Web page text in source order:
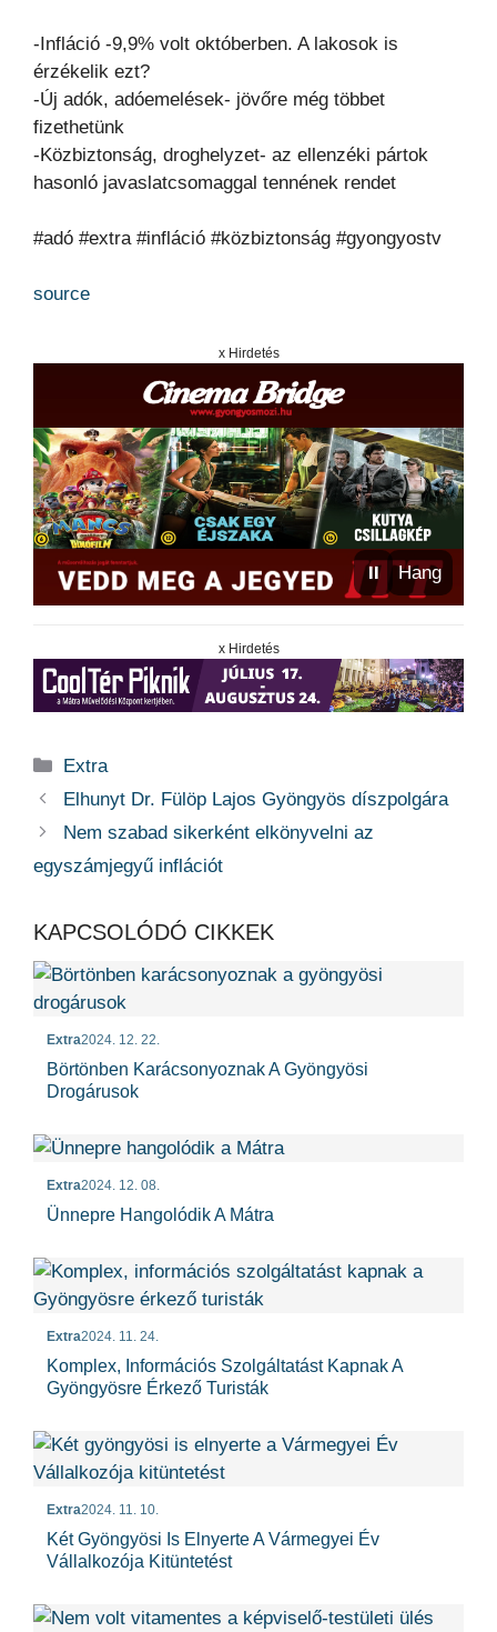
-Infláció -9,9% volt októberben. A lakosok is
érzékelik ezt?
-Új adók, adóemelések- jövőre még többet
fizethetünk
-Közbiztonság, droghelyzet- az ellenzéki pártok
hasonló javaslatcsomaggal tennének rendet
#adó #extra #infláció #közbiztonság #gyongyostv
source
x Hirdetés
⏸ Hang
x Hirdetés
Kategória
Extra
Elhunyt Dr. Fülöp Lajos Gyöngyös díszpolgára
Nem szabad sikerként elkönyvelni az
egyszámjegyű inflációt
KAPCSOLÓDÓ CIKKEK
Extra2024. 12. 22.
Börtönben Karácsonyoznak A Gyöngyösi
Drogárusok
Extra2024. 12. 08.
Ünnepre Hangolódik A Mátra
Extra2024. 11. 24.
Komplex, Információs Szolgáltatást Kapnak A
Gyöngyösre Érkező Turisták
Extra2024. 11. 10.
Két Gyöngyösi Is Elnyerte A Vármegyei Év
Vállalkozója Kitüntetést